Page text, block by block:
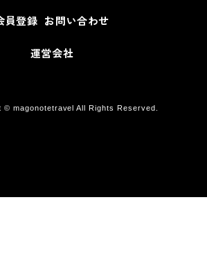
員登録 お問い合わせ
運営会社
© magonotetravel All Rights Reserved.